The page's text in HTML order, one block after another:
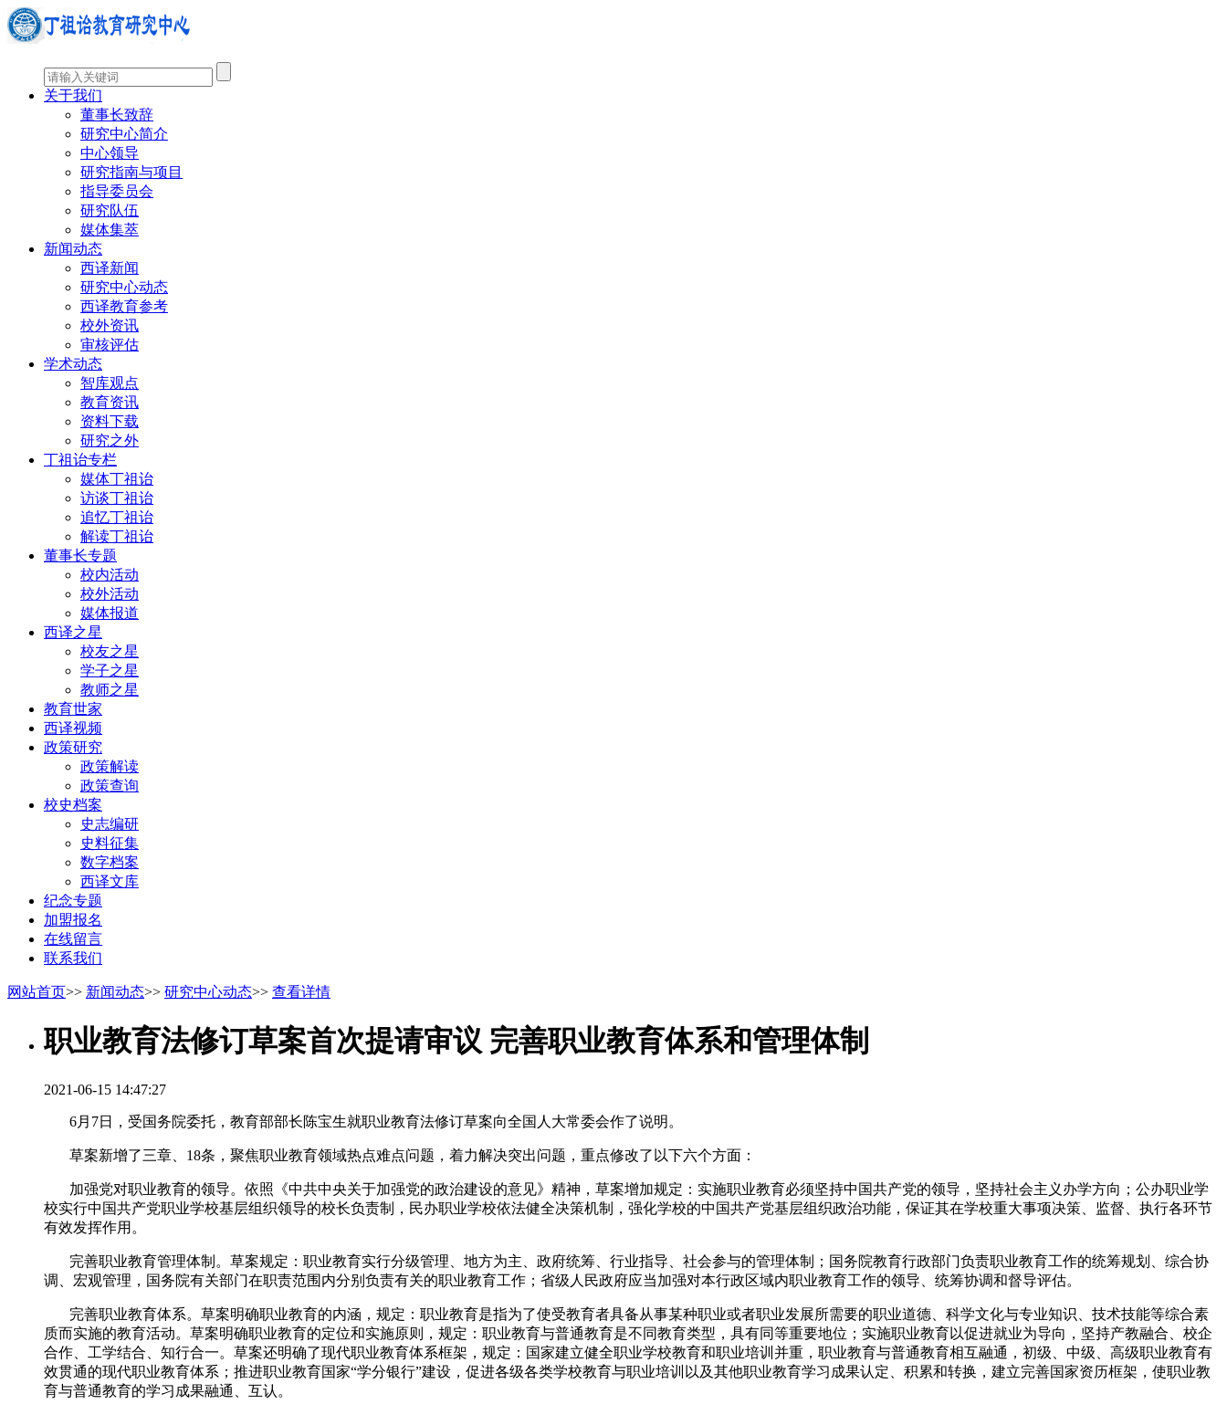
关于我们
董事长致辞
研究中心简介
中心领导
研究指南与项目
指导委员会
研究队伍
媒体集萃
新闻动态
西译新闻
研究中心动态
西译教育参考
校外资讯
审核评估
学术动态
智库观点
教育资讯
资料下载
研究之外
丁祖诒专栏
媒体丁祖诒
访谈丁祖诒
追忆丁祖诒
解读丁祖诒
董事长专题
校内活动
校外活动
媒体报道
西译之星
校友之星
学子之星
教师之星
教育世家
西译视频
政策研究
政策解读
政策查询
校史档案
史志编研
史料征集
数字档案
西译文库
纪念专题
加盟报名
在线留言
联系我们
网站首页>> 新闻动态>> 研究中心动态>> 查看详情
职业教育法修订草案首次提请审议 完善职业教育体系和管理体制
2021-06-15 14:47:27
6月7日，受国务院委托，教育部部长陈宝生就职业教育法修订草案向全国人大常委会作了说明。
草案新增了三章、18条，聚焦职业教育领域热点难点问题，着力解决突出问题，重点修改了以下六个方面：
加强党对职业教育的领导。依照《中共中央关于加强党的政治建设的意见》精神，草案增加规定：实施职业教育必须坚持中国共产党的领导，坚持社会主义办学方向；公办职业学
校实行中国共产党职业学校基层组织领导的校长负责制，民办职业学校依法健全决策机制，强化学校的中国共产党基层组织政治功能，保证其在学校重大事项决策、监督、执行各环节
有效发挥作用。
完善职业教育管理体制。草案规定：职业教育实行分级管理、地方为主、政府统筹、行业指导、社会参与的管理体制；国务院教育行政部门负责职业教育工作的统筹规划、综合协
调、宏观管理，国务院有关部门在职责范围内分别负责有关的职业教育工作；省级人民政府应当加强对本行政区域内职业教育工作的领导、统筹协调和督导评估。
完善职业教育体系。草案明确职业教育的内涵，规定：职业教育是指为了使受教育者具备从事某种职业或者职业发展所需要的职业道德、科学文化与专业知识、技术技能等综合素
质而实施的教育活动。草案明确职业教育的定位和实施原则，规定：职业教育与普通教育是不同教育类型，具有同等重要地位；实施职业教育以促进就业为导向，坚持产教融合、校企
合作、工学结合、知行合一。草案还明确了现代职业教育体系框架，规定：国家建立健全职业学校教育和职业培训并重，职业教育与普通教育相互融通，初级、中级、高级职业教育有
效贯通的现代职业教育体系；推进职业教育国家“学分银行”建设，促进各级各类学校教育与职业培训以及其他职业教育学习成果认定、积累和转换，建立完善国家资历框架，使职业教
育与普通教育的学习成果融通、互认。